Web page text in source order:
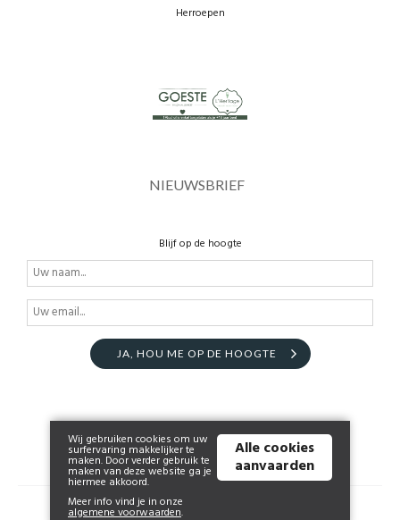
Herroepen
NIEUWSBRIEF
Blijf op de hoogte
JA, HOU ME OP DE HOOGTE
© 2026 shop.lheritage.be | Powered by
Wij gebruiken cookies om uw
surfervaring makkelijker te
maken. Door verder gebruik te
maken van deze website ga je
hiermee akkoord.
Meer info vind je in onze
algemene voorwaarden.
Alle cookies
aanvaarden